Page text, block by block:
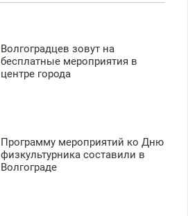
Волгоградцев зовут на
бесплатные мероприятия в
центре города
Программу мероприятий ко Дню
физкультурника составили в
Волгограде